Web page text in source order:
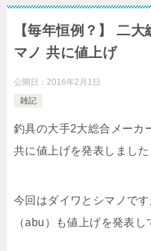
【毎年恒例？】 二
マノ 共に値上げ
公開日： 2016年2月1日
雑記
釣具の大手2大総合メーカ
共に値上げを発表しました
今回はダイワとシマノで
（abu）も値上げを発表し